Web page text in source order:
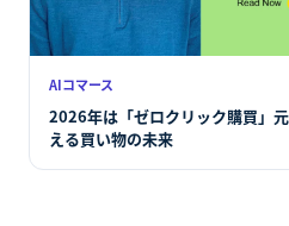
AIコマース
2026年は「ゼロクリック購買」
える買い物の未来